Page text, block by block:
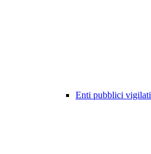
Enti pubblici vigilati